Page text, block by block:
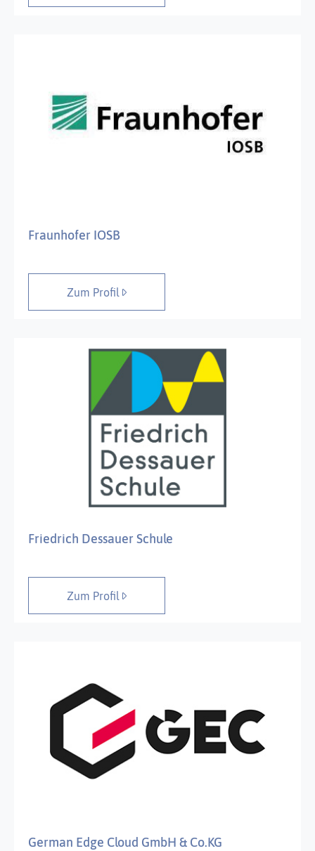
Fraunhofer IOSB
Zum Profil
Friedrich Dessauer Schule
Zum Profil
German Edge Cloud GmbH & Co.KG